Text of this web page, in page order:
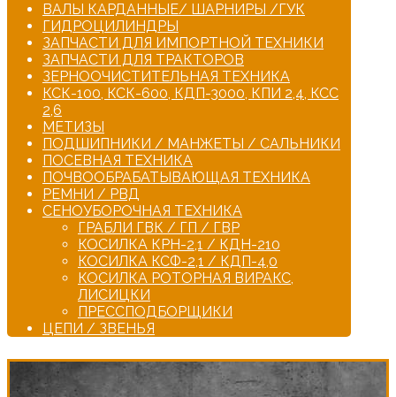
ВАЛЫ КАРДАННЫЕ/ ШАРНИРЫ /ГУК
ГИДРОЦИЛИНДРЫ
ЗАПЧАСТИ ДЛЯ ИМПОРТНОЙ ТЕХНИКИ
ЗАПЧАСТИ ДЛЯ ТРАКТОРОВ
ЗЕРНООЧИСТИТЕЛЬНАЯ ТЕХНИКА
КСК-100, КСК-600, КДП-3000, КПИ 2,4, КСС
2,6
МЕТИЗЫ
ПОДШИПНИКИ / МАНЖЕТЫ / САЛЬНИКИ
ПОСЕВНАЯ ТЕХНИКА
ПОЧВООБРАБАТЫВАЮЩАЯ ТЕХНИКА
РЕМНИ / РВД
СЕНОУБОРОЧНАЯ ТЕХНИКА
ГРАБЛИ ГВК / ГП / ГВР
КОСИЛКА КРН-2,1 / КДН-210
КОСИЛКА КСФ-2,1 / КДП-4,0
КОСИЛКА РОТОРНАЯ ВИРАКС,
ЛИСИЦКИ
ПРЕССПОДБОРЩИКИ
ЦЕПИ / ЗВЕНЬЯ